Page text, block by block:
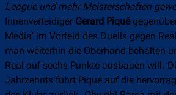
League und mehr Meisterschaften
Innenverteidiger Gerard Piqué
Media‘ im Vorfeld des Duells gegen
man weiterhin die Oberhand behalten
Real auf sechs Punkte ausbauen will.
Jahrzehnts führt Piqué auf die